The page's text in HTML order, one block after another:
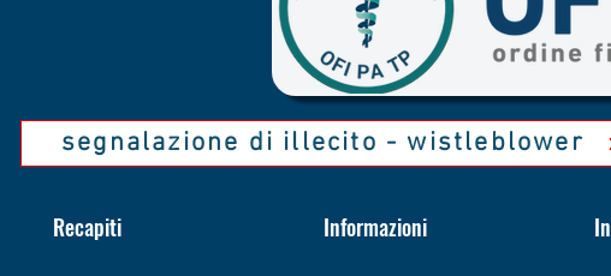
segnalazione di illecito - wistleblower
Recapiti Informazioni